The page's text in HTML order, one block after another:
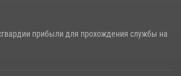
прибыли для прохождения службы на